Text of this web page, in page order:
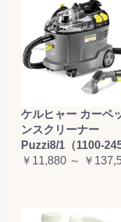
ケルヒャー カーペ
ンスクリーナー
Puzzi8/1（1100-
￥11,880 ～ ￥